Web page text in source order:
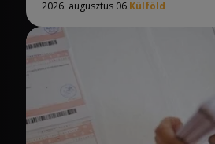
2026. augusztus 06.Külföld